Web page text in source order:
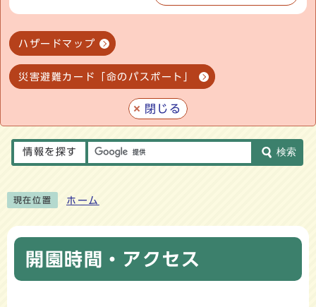
ハザードマップ
災害避難カード「命のパスポート」
閉じる
情報を探す 検索
現在位置 ホーム
開園時間・アクセス